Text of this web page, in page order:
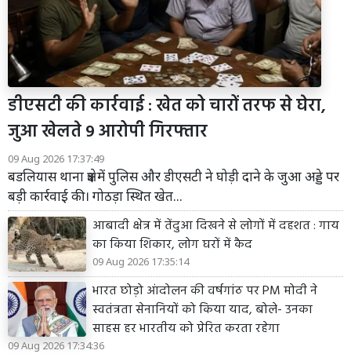
डीएसटी की कार्रवाई : खेत को चारों तरफ से घेरा,
जुआ खेलते 9 आरोपी गिरफ्तार
09 Aug 2026 17:37:49
बडलियास थाना क्षेत्र में पुलिस और डीएसटी ने घोड़ी दाने के जुआ अड्डे पर
बड़ी कार्रवाई की। गोठड़ा स्थित खेत...
आबादी क्षेत्र में तेंदुआ दिखने से लोगों में दहशत : गाय
का किया शिकार, लोग घरों में कैद
09 Aug 2026 17:35:14
भारत छोड़ो आंदोलन की वर्षगांठ पर PM मोदी ने
स्वतंत्रता सेनानियों को किया याद, बोले- उनका
साहस हर भारतीय को प्रेरित करता रहेगा
09 Aug 2026 17:34:36